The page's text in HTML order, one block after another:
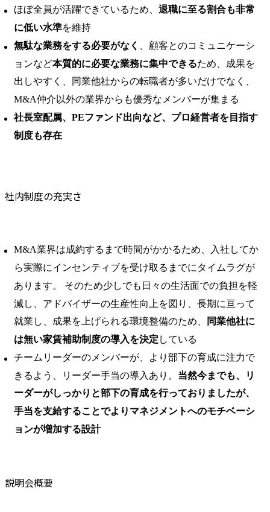
ほぼ全員が活躍できているため、 退職に至る割合も非常
に低い水準を維持
無駄な業務をする必要がなく
、顧客とのコミュニケーシ
ョンなど本質的に必要な業務に集中できるため、成果を
出しやすく、同業他社からの転職者が多いだけでなく、
M&A仲介以外の業界からも優秀なメンバーが集まる
社長室配属、PEファンド出向など、プロ経営者を目指す
制度も存在
社内制度の充実さ
M&A業界は成約するまで時間がかかるため、入社してか
ら実際にインセンティブを受け取るまでにタイムラグが
あります。 そのため少しでも日々の生活面での負担を軽
減し、アドバイザーの生産性向上を図り、長期に亘って
就業し、成果を上げられる環境整備のため、
同業他社に
は無い家賃補助制度の導入を決定 している
チームリーダーのメンバーが、より部下の育成に注力で
きるよう、リーダー手当の導入あり。 当然今までも、リ
ーダーがしっかりと部下の育成を行っておりましたが、
手当を支給することでよりマネジメントへのモチベーシ
ョンが増加する設計
説明会概要